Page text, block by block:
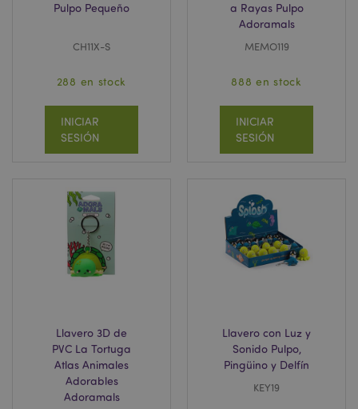
Pulpo Pequeño
CH11X-S
288 en stock
INICIAR
SESIÓN
a Rayas Pulpo
Adoramals
MEMO119
888 en stock
INICIAR
SESIÓN
Llavero 3D de
PVC La Tortuga
Atlas Animales
Adorables
Adoramals
Llavero con Luz y
Sonido Pulpo,
Pingüino y Delfín
KEY19